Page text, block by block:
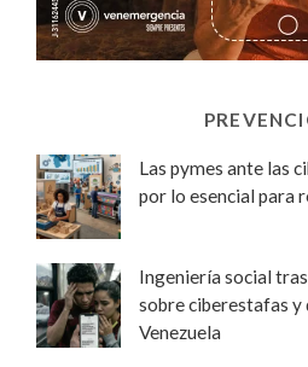
Las pymes ante las
por lo esencial para
Ingeniería social
sobre ciberestafas y
Venezuela